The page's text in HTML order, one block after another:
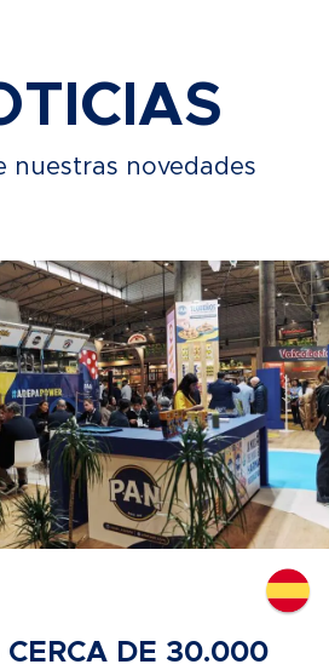
nuestras novedades
CERCA DE 30.000